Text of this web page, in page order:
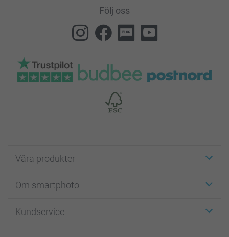
Följ oss
Våra produkter
Fotokort
Fotoböcker
Om smartphoto
För affiliates
Kundservice